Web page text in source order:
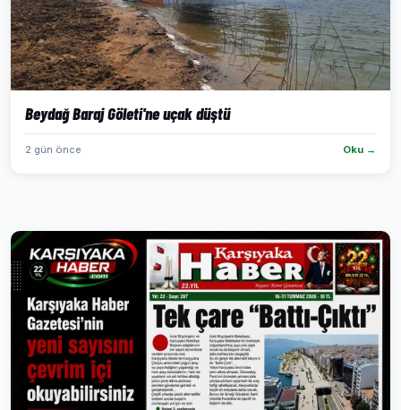
Beydağ Baraj Göleti'ne uçak düştü
2 gün önce Oku →